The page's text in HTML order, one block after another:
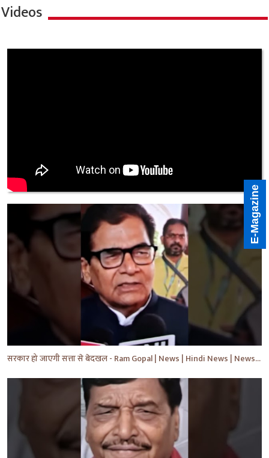
Videos
सरकार हो जाएगी सत्ता से बेदखल - Ram Gopal | News | Hindi News | News Today | #shorts #ytshorts #yt
E-Magazine